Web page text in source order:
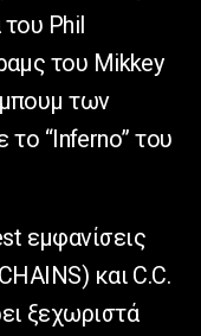
του Phil
του Mikkey
των
το “Inferno” του
εμφανίσεις
και C.C.
ξεχωριστά